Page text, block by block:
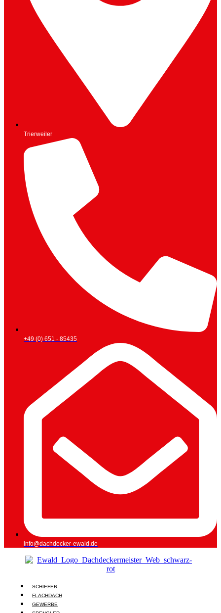
Trierweiler
+49 (0) 651 - 85435
info@dachdecker-ewald.de
SCHIEFER
FLACHDACH
GEWERBE